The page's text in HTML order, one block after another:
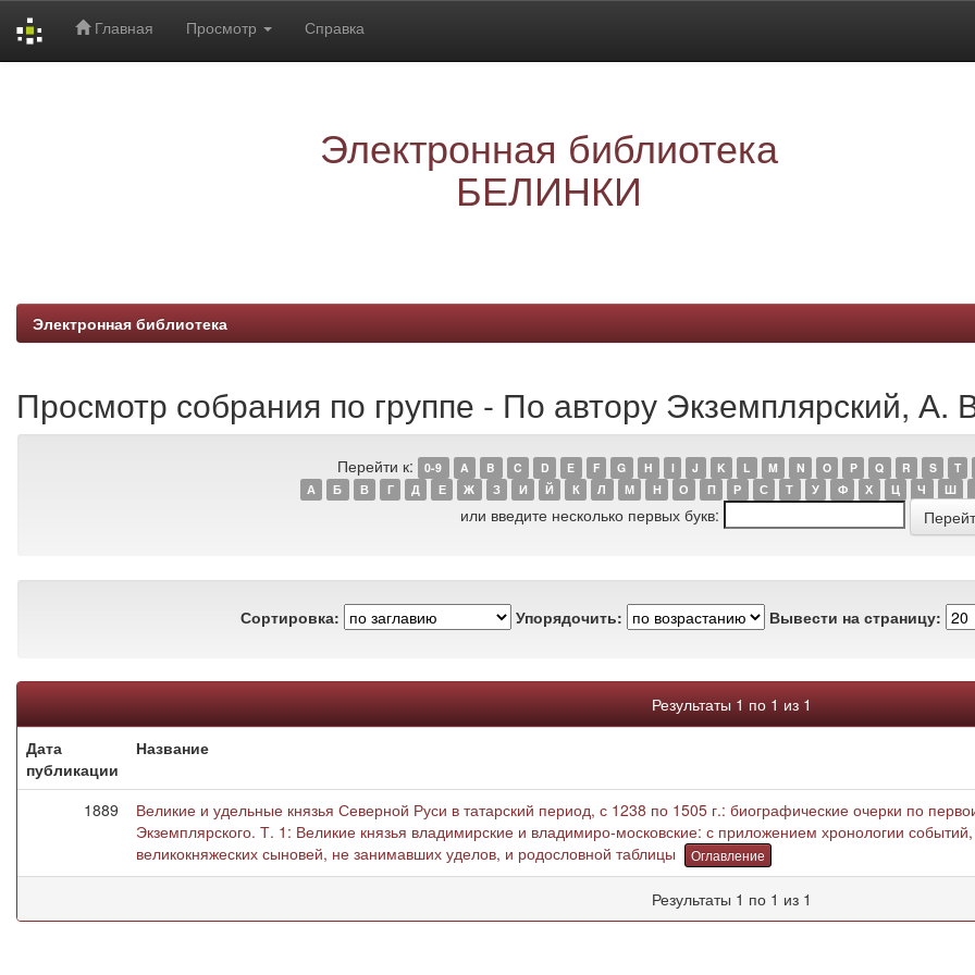
Главная Просмотр Справка
Электронная библиотека
БЕЛИНКИ
Электронная библиотека
Просмотр собрания по группе - По автору Экземплярский, А.
Перейти к: 0-9 A B C D E F G H I J K L M N O P Q R S
T
А
Б В Г Д Е Ж З И Й К Л М Н О П Р С Т У Ф Х Ц Ч Ш
или введите несколько первых букв:
Сортировка: Упорядочить: Вывести на страницу:
Результаты 1 по 1 из 1
Дата
публикации
Название
1889
Великие и удельные князья Северной Руси в татарский период, с 1238 по 1505 г.: биографические очерки по
Экземплярского. Т. 1: Великие князья владимирские и владимиро-московские: с приложением хронологии
великокняжеских сыновей, не занимавших уделов, и родословной таблицы
Оглавление
Результаты 1 по 1 из 1